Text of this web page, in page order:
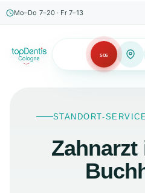
Mo–Do 7–20 · Fr 7–13
SOS
STANDORT-